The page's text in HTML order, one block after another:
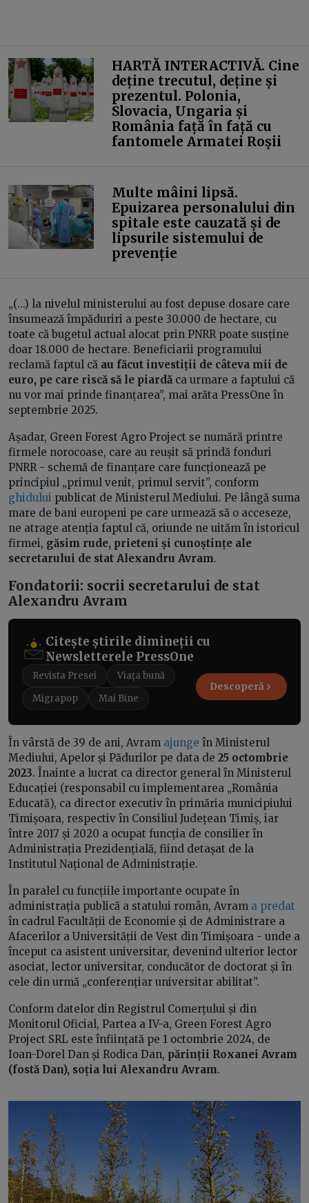
HARTĂ INTERACTIVĂ. Cine
deține trecutul, deține și
prezentul. Polonia,
Slovacia, Ungaria și
România față în față cu
fantomele Armatei Roșii
Multe mâini lipsă.
Epuizarea personalului din
spitale este cauzată și de
lipsurile sistemului de
prevenție
„(...) la nivelul ministerului au fost depuse dosare care
însumează împăduriri a peste 30.000 de hectare, cu
toate că bugetul actual alocat prin PNRR poate susține
doar 18.000 de hectare. Beneficiarii programului
reclamă faptul că au făcut investiții de câteva mii de
euro, pe care riscă să le piardă ca urmare a faptului că
nu vor mai prinde finanțarea”, mai arăta PressOne în
septembrie 2025.
Așadar, Green Forest Agro Project se numără printre
firmele norocoase, care au reușit să prindă fonduri
PNRR - schemă de finanțare care funcționează pe
principiul „primul venit, primul servit”, conform
ghidului publicat de Ministerul Mediului. Pe lângă suma
mare de bani europeni pe care urmează să o acceseze,
ne atrage atenția faptul că, oriunde ne uităm în istoricul
firmei, găsim rude, prieteni și cunoștințe ale
secretarului de stat Alexandru Avram.
Fondatorii: socrii secretarului de stat
Alexandru Avram
Citește știrile dimineții cu
Newsletterele PressOne
Revista Presei
Viața bună
Migrapop
Mai Bine
Descoperă
În vârstă de 39 de ani, Avram ajunge în Ministerul
Mediului, Apelor și Pădurilor pe data de 25 octombrie
2023. Înainte a lucrat ca director general în Ministerul
Educației (responsabil cu implementarea „România
Educată), ca director executiv în primăria municipiului
Timișoara, respectiv în Consiliul Județean Timiș, iar
între 2017 și 2020 a ocupat funcția de consilier în
Administrația Prezidențială, fiind detașat de la
Institutul Național de Administrație.
În paralel cu funcțiile importante ocupate în
administrația publică a statului român, Avram a predat
în cadrul Facultății de Economie și de Administrare a
Afacerilor a Universității de Vest din Timișoara - unde a
început ca asistent universitar, devenind ulterior lector
asociat, lector universitar, conducător de doctorat și în
cele din urmă „conferențiar universitar abilitat”.
Conform datelor din Registrul Comerțului și din
Monitorul Oficial, Partea a IV-a, Green Forest Agro
Project SRL este înființată pe 1 octombrie 2024, de
Ioan-Dorel Dan și Rodica Dan, părinții Roxanei Avram
(fostă Dan), soția lui Alexandru Avram.